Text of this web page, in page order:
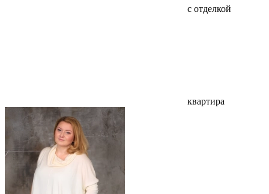
с отделкой
квартира